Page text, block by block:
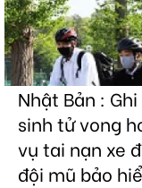
Nhật Bản :
sinh tử vong
vụ tai nạn xe
đội mũ bảo